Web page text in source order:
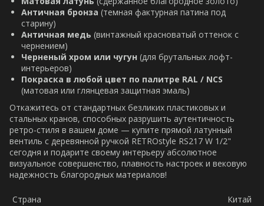
Античная бронза (темная фактурная патина под
старину)
Античная медь (винтажный красноватый оттенок с
чернением)
Черненый хром или чугун (для брутальных лофт-
интерьеров)
Покраска в любой цвет по палитре RAL / NCS
(матовая или глянцевая защитная эмаль)
Откажитесь от стандартных безликих пластиковых и
стальных кранов, способных разрушить аутентичность
ретро-стиля в вашем доме — купите прямой латунный
вентиль с деревянной ручкой RETROstyle RS217 W 1/2"
сегодня и подарите своему интерьеру абсолютное
визуальное совершенство, плавность настроек и вековую
надежность благородных материалов!
Страна
Китай